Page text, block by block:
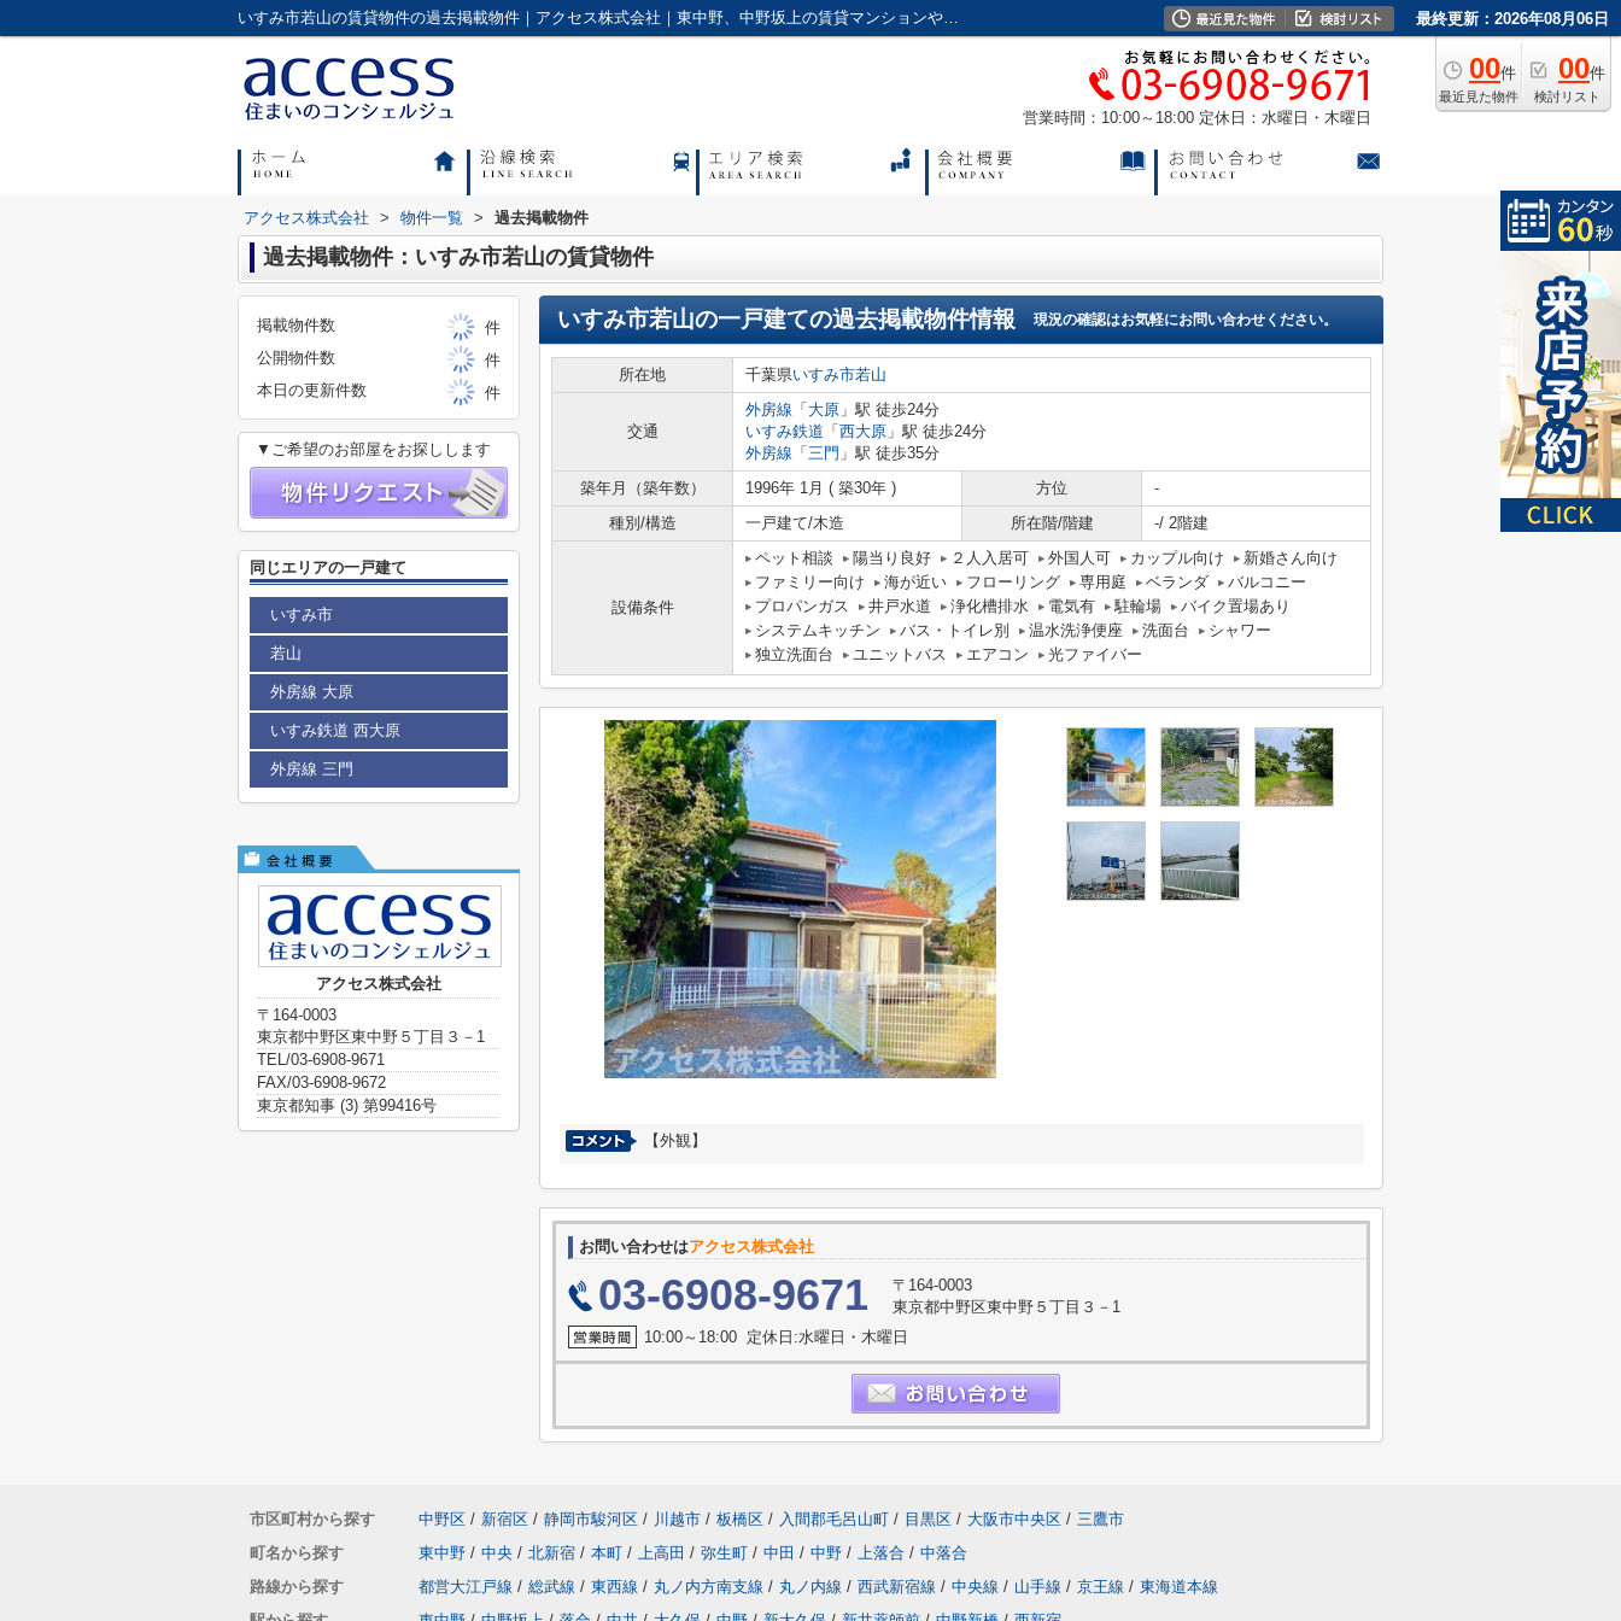
いすみ市若山の賃貸物件の過去掲載物件｜アクセス株式会社｜東中野、中野坂上の賃貸マンションやアパートに強い不動産会社 最終更新：2026年08月06日
00件
最近見た物件
00件
検討リスト
営業時間：10:00～18:00 定休日：水曜日・木曜日
アクセス株式会社 > 物件一覧 > 過去掲載物件
過去掲載物件：いすみ市若山の賃貸物件
いすみ市若山の一戸建ての過去掲載物件情報 現況の確認はお気軽にお問い合わせください。
所在地 千葉県いすみ市若山
交通
外房線 「 大原 」駅 徒歩24分
いすみ鉄道 「 西大原 」駅 徒歩24分
外房線 「 三門 」駅 徒歩35分
築年月（築年数）
1996年 1月 ( 築30年 ) 方位
-
種別/構造
一戸建て/木造 所在階/階建 -/ 2階建
設備条件
ペット相談 陽当り良好 ２人入居可 外国人可 カップル向け
新婚さん向け
ファミリー向け
海が近い フローリング 専用庭 ベランダ
バルコニー
プロパンガス
井戸水道 浄化槽排水 電気有 駐輪場
バイク置場あり
システムキッチン
バス・トイレ別 温水洗浄便座 洗面台
シャワー
独立洗面台
ユニットバス エアコン 光ファイバー
【外観】
お問い合わせはアクセス株式会社
03-6908-9671
〒164-0003
東京都中野区東中野５丁目３－1
10:00～18:00 定休日:水曜日・木曜日
掲載物件数
件
公開物件数
件
本日の更新件数
件
▼ご希望のお部屋をお探しします
同じエリアの一戸建て
いすみ市
若山
外房線 大原
いすみ鉄道 西大原
外房線 三門
アクセス株式会社
〒164-0003
東京都中野区東中野５丁目３－1
TEL/03-6908-9671
FAX/03-6908-9672
東京都知事 (3) 第99416号
市区町村から探す 中野区 / 新宿区 / 静岡市駿河区 / 川越市 / 板橋区 / 入間郡毛呂山町 / 目黒区 / 大阪市中央区 / 三鷹市
町名から探す
東中野 / 中央 / 北新宿 / 本町 / 上高田 / 弥生町 / 中田 / 中野 / 上落合 / 中落合
路線から探す
都営大江戸線 / 総武線 / 東西線 / 丸ノ内方南支線 / 丸ノ内線 / 西武新宿線 / 中央線 / 山手線 / 京王線 / 東海道本線